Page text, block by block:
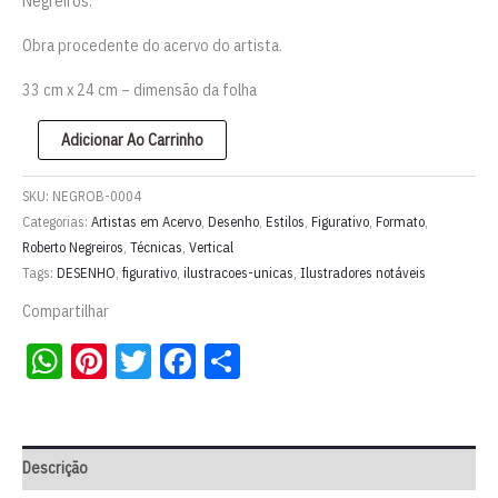
Obra procedente do acervo do artista.
33 cm x 24 cm – dimensão da folha
Roberto
Negreiros
|
Ilustração
original
'13a
hora'
Adicionar Ao Carrinho
SKU: NEGROB-0004
Categorias: Artistas em Acervo, Desenho, Estilos, Figurativo, Formato,
Roberto Negreiros, Técnicas, Vertical
Tags: DESENHO, figurativo, ilustracoes-unicas, Ilustradores notáveis
Compartilhar
WhatsApp
Pinterest
TwitterFacebook
Descrição